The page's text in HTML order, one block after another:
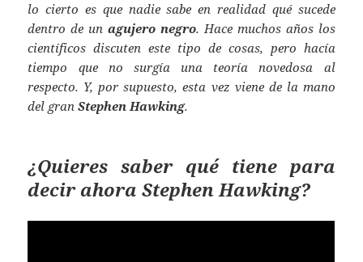
lo cierto es que nadie sabe en realidad qué sucede
dentro de unagujero negro. Hace muchos años los
científicos discuten este tipo de cosas, pero hacía
tiempo que no surgía una teoría novedosa al
respecto. Y, por supuesto, esta vez viene de la mano
del granStephen Hawking.
¿Quieres saber qué tiene para
decir ahoraStephen Hawking?